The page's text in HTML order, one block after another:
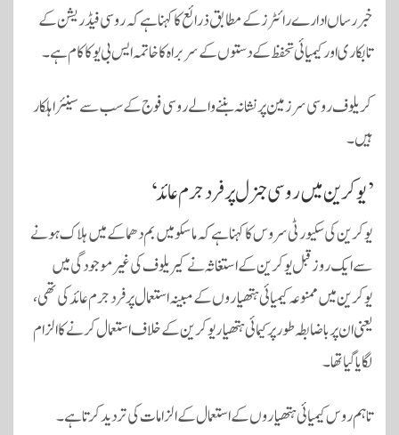
خبر رساں ادارے رائٹرز کے مطابق ذرائع کا کہنا ہے کہ روسی فیڈریشن کے
تابکاری اور کیمیائی تحفظ کے دستوں کے سربراہ کا خاتمہ ایس بی یو کا کام ہے۔
کریلوف روسی سرزمین پر نشانہ بننے والے روسی فوج کے سب سے سینئر اہلکار
ہیں۔
’یوکرین میں روسی جنرل پر فرد جرم عائد‘
یوکرین کی سکیورٹی سروس کا کہنا ہے کہ ماسکو میں بم دھماکے میں ہلاک ہونے
سے ایک روز قبل یوکرین کے استغاثہ نے کیریلوف کی غیر موجودگی میں
یوکرین میں ممنوعہ کیمیائی ہتھیاروں کے مبینہ استعمال پر فرد جرم عائد کی تھی،
یعنی ان پر باضابطہ طور پر کیمائی ہتھیار یو کرین کے خلاف استعمال کرنے کا الزام
لگایا گیا تھا۔
تاہم روس کیمیائی ہتھیاروں کے استعمال کے الزامات کی تردید کرتا ہے۔